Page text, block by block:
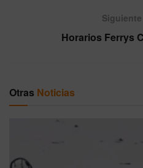
Horarios Ferrys
Otras Noticias